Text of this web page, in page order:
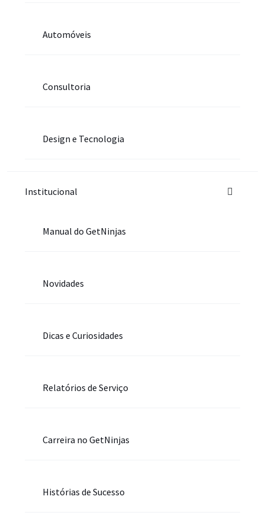
Automóveis
Consultoria
Design e Tecnologia
Institucional
Manual do GetNinjas
Novidades
Dicas e Curiosidades
Relatórios de Serviço
Carreira no GetNinjas
Histórias de Sucesso